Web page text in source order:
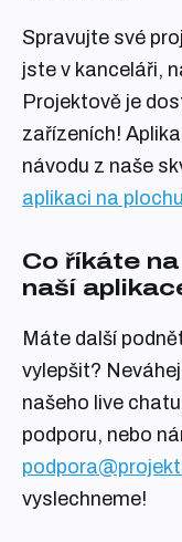
Spravujte své
jste v kanceláři,
Projektově je
zařízeních!
návodu z naše
aplikaci na
Co říkáte
naší
Máte další
vylepšit?
našeho live
podporu, nebo
vyslechneme!